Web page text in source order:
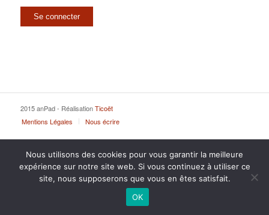
2015 anPad - RéalisationTicoët
Mentions Légales
Nous écrire
Nous utilisons des cookies pour vous garantir la meilleure
expérience sur notre site web. Si vous continuez à utiliser ce
site, nous supposerons que vous en êtes satisfait.
OK